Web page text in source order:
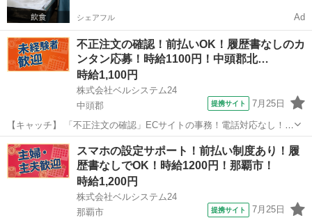
シェアフル Ad
不正注文の確認！前払いOK！履歴書なしのカ
ンタン応募！時給1100円！中頭郡北…
時給1,100円
株式会社ベルシステム24
中頭郡
提携サイト 7月25日
【キャッチ】 「不正注文の確認」ECサイトの事務！電話対応なし！
17:00退社！未経験歓迎！8月開始 【コメント】 ベルシステム24なら前
払い＆履歴書不要！ 勤務時間や働き方など、あなたのライフスタイル
に合わせたお仕事をご...
沖縄 中頭郡 電話対応
スマホの設定サポート！前払い制度あり！履
歴書なしでOK！時給1200円！那覇市！
時給1,200円
株式会社ベルシステム24
那覇市
提携サイト 7月25日